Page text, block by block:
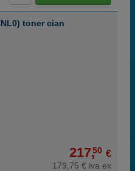
toner cian
217,50 €
179,75 € iva ex